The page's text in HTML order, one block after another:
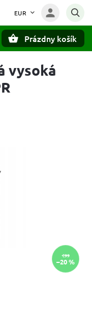
EUR
Prázdny košík
vysoká
€99
–20 %